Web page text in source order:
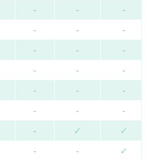
- -
-
- -
-
- -
-
- -
-
- -
-
- -
-
- ✓
✓
- -
✓